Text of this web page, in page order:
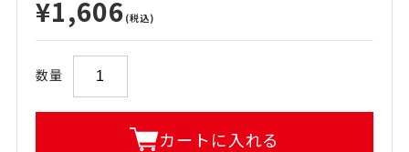
¥1,606 (税込)
数量
カートに入れる